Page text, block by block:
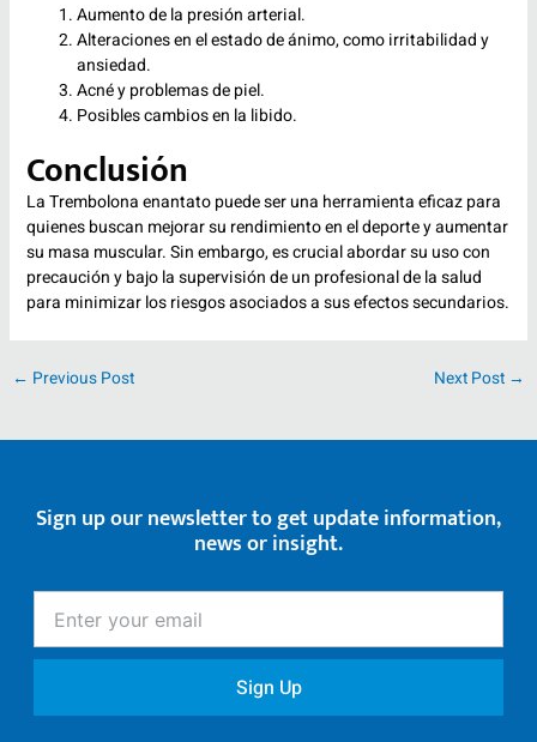
Aumento de la presión arterial.
Alteraciones en el estado de ánimo, como irritabilidad y
ansiedad.
Acné y problemas de piel.
Posibles cambios en la libido.
Conclusión
La Trembolona enantato puede ser una herramienta eficaz para
quienes buscan mejorar su rendimiento en el deporte y aumentar
su masa muscular. Sin embargo, es crucial abordar su uso con
precaución y bajo la supervisión de un profesional de la salud
para minimizar los riesgos asociados a sus efectos secundarios.
← Previous Post Next Post →
Sign up our newsletter to get update information,
news or insight.
your
email
Sign Up